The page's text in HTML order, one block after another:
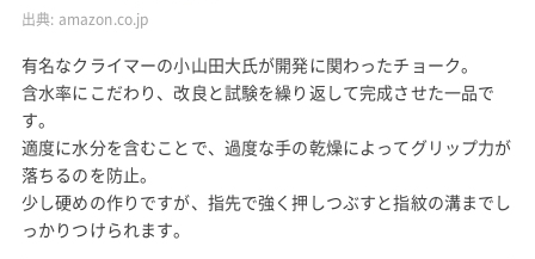
出典: amazon.co.jp
有名なクライマーの小山田大氏が開発に関わったチョーク。
含水率にこだわり、改良と試験を繰り返して完成させた一品で
す。
適度に水分を含むことで、過度な手の乾燥によってグリップ力が
落ちるのを防止。
少し硬めの作りですが、指先で強く押しつぶすと指紋の溝までし
っかりつけられます。